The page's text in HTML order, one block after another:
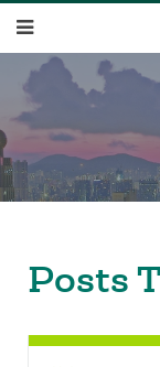
Posts